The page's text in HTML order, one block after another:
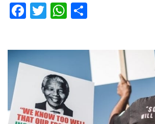
Facebook
TwitterWhatsApp